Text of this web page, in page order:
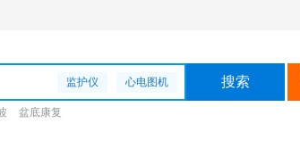
监护仪 心电图机
盆底康复